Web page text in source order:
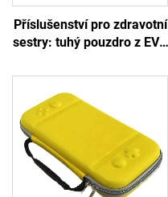
Příslušenství pro zdravotní
sestry: tuhý pouzdro z EVA
lékařská zásoba, červené
pouzdro, komplet pro
stetoskopy 3M Littmann